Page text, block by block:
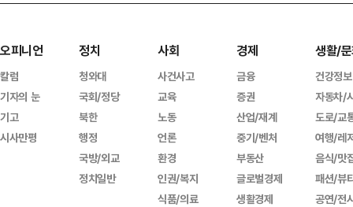
오피니언
칼럼
기자의 눈
기고
시사만평
정치
청와대
국회/정당
북한
행정
국방/외교
정치일반
사회
사건사고
교육
노동
언론
환경
인권/복지
식품/의료
경제
금융
증권
산업/재계
중기/벤처
부동산
글로벌경제
생활경제
생활/
건강정보
자동차/
도로/교
여행/레
음식/맛
패션/뷰
공연/전